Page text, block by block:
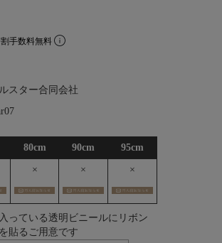
手数料無料
スター合同会社
80cm 90cm 95cm
× × ×
っている透明ビニールにリボン
貼るご用意です